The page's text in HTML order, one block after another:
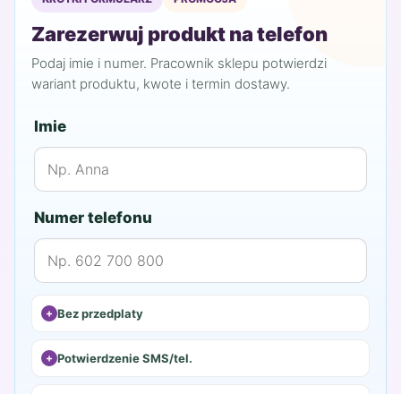
318,00 zł. 159,00 zł.
Zarezerwuj produkt na telefon
Podaj imie i numer. Pracownik sklepu potwierdzi
wariant produktu, kwote i termin dostawy.
Imie
Numer telefonu
Bez przedplaty
Potwierdzenie SMS/tel.